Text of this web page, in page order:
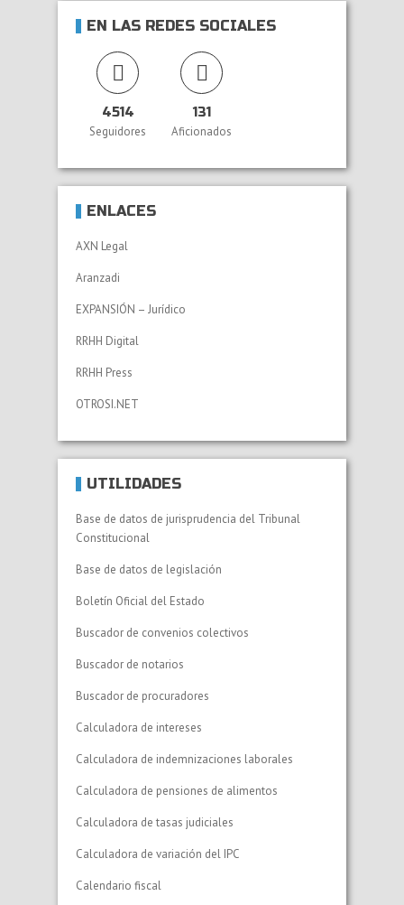
EN LAS REDES SOCIALES
4514
Seguidores
131
Aficionados
ENLACES
AXN Legal
Aranzadi
EXPANSIÓN – Jurídico
RRHH Digital
RRHH Press
OTROSI.NET
UTILIDADES
Base de datos de jurisprudencia del Tribunal
Constitucional
Base de datos de legislación
Boletín Oficial del Estado
Buscador de convenios colectivos
Buscador de notarios
Buscador de procuradores
Calculadora de intereses
Calculadora de indemnizaciones laborales
Calculadora de pensiones de alimentos
Calculadora de tasas judiciales
Calculadora de variación del IPC
Calendario fiscal